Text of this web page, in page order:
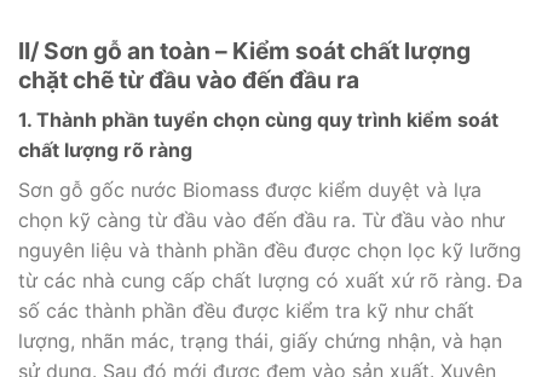
II/ Sơn gỗ an toàn – Kiểm soát chất lượng
chặt chẽ từ đầu vào đến đầu ra
1. Thành phần tuyển chọn cùng quy trình kiểm soát
chất lượng rõ ràng
Sơn gỗ gốc nước Biomass được kiểm duyệt và lựa
chọn kỹ càng từ đầu vào đến đầu ra. Từ đầu vào như
nguyên liệu và thành phần đều được chọn lọc kỹ lưỡng
từ các nhà cung cấp chất lượng có xuất xứ rõ ràng. Đa
số các thành phần đều được kiểm tra kỹ như chất
lượng, nhãn mác, trạng thái, giấy chứng nhận, và hạn
sử dụng. Sau đó mới được đem vào sản xuất. Xuyên